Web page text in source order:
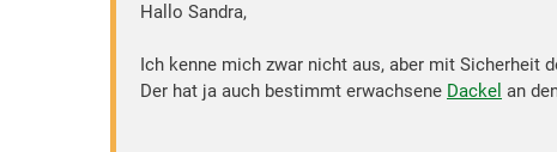
Hallo Sandra,
Ich kenne mich zwar nicht aus, aber mit Sicherheit
Der hat ja auch bestimmt erwachsene Dackel an